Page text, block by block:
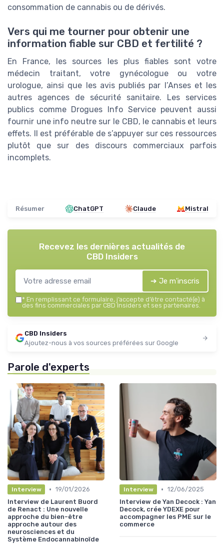
consommation de cannabis ou de dérivés.
Vers qui me tourner pour obtenir une
information fiable sur CBD et fertilité ?
En France, les sources les plus fiables sont votre
médecin traitant, votre gynécologue ou votre
urologue, ainsi que les avis publiés par l’Anses et les
autres agences de sécurité sanitaire. Les services
publics comme Drogues Info Service peuvent aussi
fournir une info neutre sur le CBD, le cannabis et leurs
effets. Il est préférable de s’appuyer sur ces ressources
plutôt que sur des discours commerciaux parfois
incomplets.
Résumer ChatGPT Claude Mistral
Recevez les dernières actualités de
CBD Insiders
➔ Je m'inscris
* En remplissant ce formulaire, j’accepte d’être contacté(e) à
des fins commerciales par CBD Insiders et ses partenaires.
CBD Insiders
Ajoutez-nous à vos sources préférées sur Google
Parole d'experts
Interview • 19/01/2026
Interview de Laurent Buord
de Renact : Une nouvelle
approche du bien-être
approche autour des
neurosciences et du
Système Endocannabinoïde
Interview • 12/06/2025
Interview de Yan Decock : Yan
Decock, crée YDEXE pour
accompagner les PME sur le
commerce